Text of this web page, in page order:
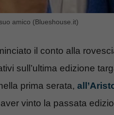
amico (Blueshouse.it)
il conto alla
sull’ultima edizione
prima serata,
vinto la passata